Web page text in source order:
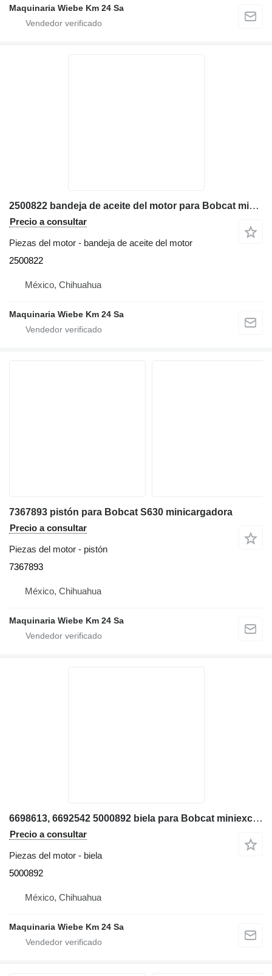
Maquinaria Wiebe Km 24 Sa
2500822 bandeja de aceite del motor para Bobcat minicargadora
Precio a consultar
Piezas del motor - bandeja de aceite del motor
2500822
México, Chihuahua
Maquinaria Wiebe Km 24 Sa
7367893 pistón para Bobcat S630 minicargadora
Precio a consultar
Piezas del motor - pistón
7367893
México, Chihuahua
Maquinaria Wiebe Km 24 Sa
6698613, 6692542 5000892 biela para Bobcat miniexcavadora
Precio a consultar
Piezas del motor - biela
5000892
México, Chihuahua
Maquinaria Wiebe Km 24 Sa